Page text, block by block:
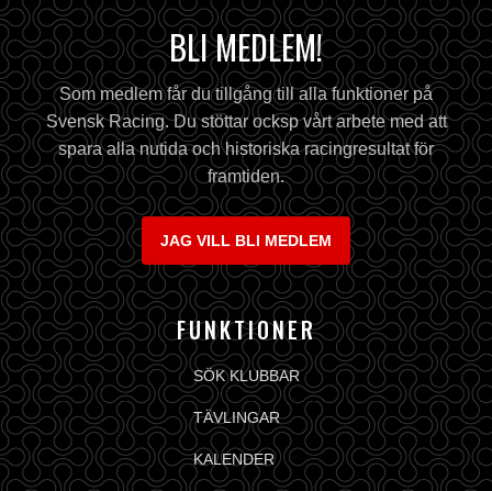
BLI MEDLEM!
Som medlem får du tillgång till alla funktioner på
Svensk Racing. Du stöttar ocksp vårt arbete med att
spara alla nutida och historiska racingresultat för
framtiden.
JAG VILL BLI MEDLEM
FUNKTIONER
SÖK KLUBBAR
TÄVLINGAR
KALENDER